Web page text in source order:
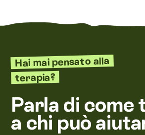
Hai mai pensato alla
terapia?
Parla di come
a chi può